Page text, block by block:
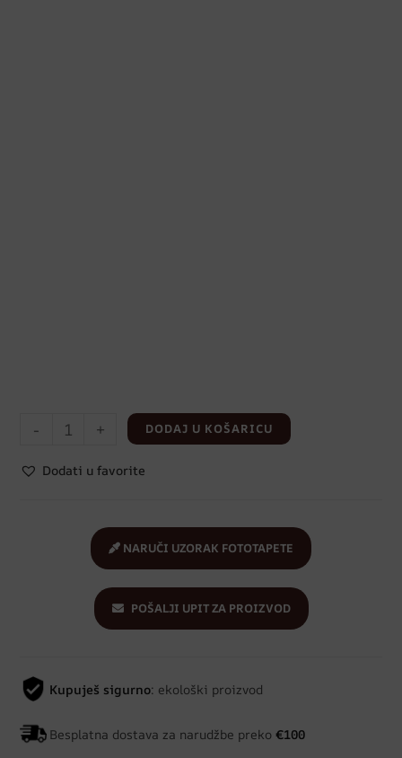
- + DODAJ U KOŠARICU
Dodati u favorite
NARUČI UZORAK FOTOTAPETE
POŠALJI UPIT ZA PROIZVOD
Kupuješ sigurno: ekološki proizvod
Besplatna dostava za narudžbe preko€100